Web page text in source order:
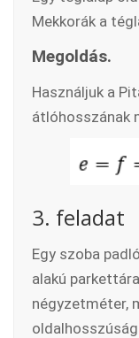
Mekkorák a
Megoldás.
Használjuk a
átlóhosszának
3. feladat
Egy szoba
alakú
négyzetméter,